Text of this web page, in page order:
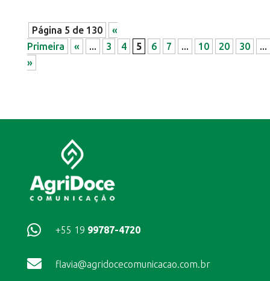
Página 5 de 130
«
Primeira
« ... 3 4 5 6 7 ... 10 20 30
...
»
 +55 19 99787-4720
 flavia@agridocecomunicacao.com.br